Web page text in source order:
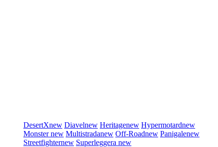
DesertXnew Diavelnew Heritagenew Hypermotardnew
Monsternew Multistradanew Off-Roadnew Panigalenew
Streetfighternew Superleggera new